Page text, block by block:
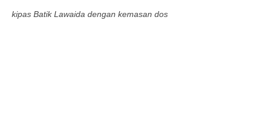
Craft
kipas Batik Lawaida dengan kemasan dos